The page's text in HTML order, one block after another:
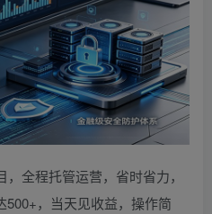
全程托管运营，省时省力，
，当天见收益，操作简